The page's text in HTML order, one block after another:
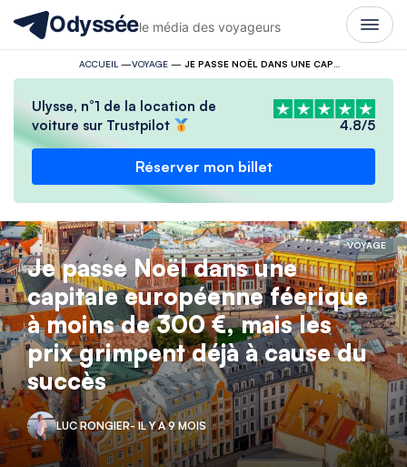
Odysséele média des voyageurs
ACCUEIL —VOYAGE—
Ulysse, n°1 de la location de
voiture sur Trustpilot
4.8/5
Réserver mon billet
VOYAGE
Je passe Noël dans une
capitale européenne féerique
à moins de 300 €, mais les
prix grimpent déjà à cause du
succès
LUC RONGIER- IL Y A 9 MOIS